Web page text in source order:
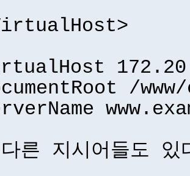
/
른 지시어들도